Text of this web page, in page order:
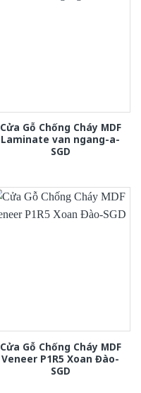
Cửa Gỗ Chống Cháy MDF
Laminate van ngang-a-
SGD
Cửa Gỗ Chống Cháy MDF
Veneer P1R5 Xoan Đào-
SGD